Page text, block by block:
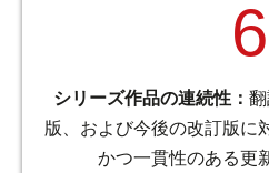
6
シリーズ作品の連続性：
版、および今後の改訂版に
かつ一貫性のある更